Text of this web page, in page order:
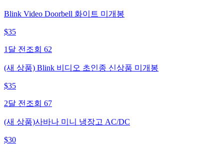
Blink Video Doorbell 화이트 미개봉
$35
1달 전 조회 62
(새 상품) Blink 비디오 초인종 신상품 미개봉
$35
2달 전 조회 67
(새 상품)사바나 미니 냉장고 AC/DC
$30